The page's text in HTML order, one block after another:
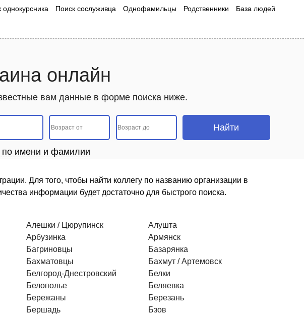
однокурсника Поиск сослуживца Однофамильцы Родственники База людей
онлайн
вам данные в форме поиска ниже.
по имени и фамилии
Для того, чтобы найти коллегу по названию организации в
информации будет достаточно для быстрого поиска.
Алешки / Цюрупинск
Алушта
Арбузинка
Армянск
Багриновцы
Базарянка
Бахматовцы
Бахмут / Артемовск
Белгород-Днестровский
Белки
Белополье
Беляевка
Бережаны
Березань
Бершадь
Бзов